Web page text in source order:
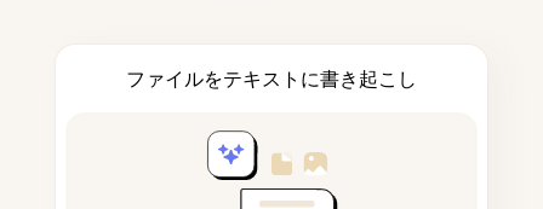
ファイルをテキストに書き起こし